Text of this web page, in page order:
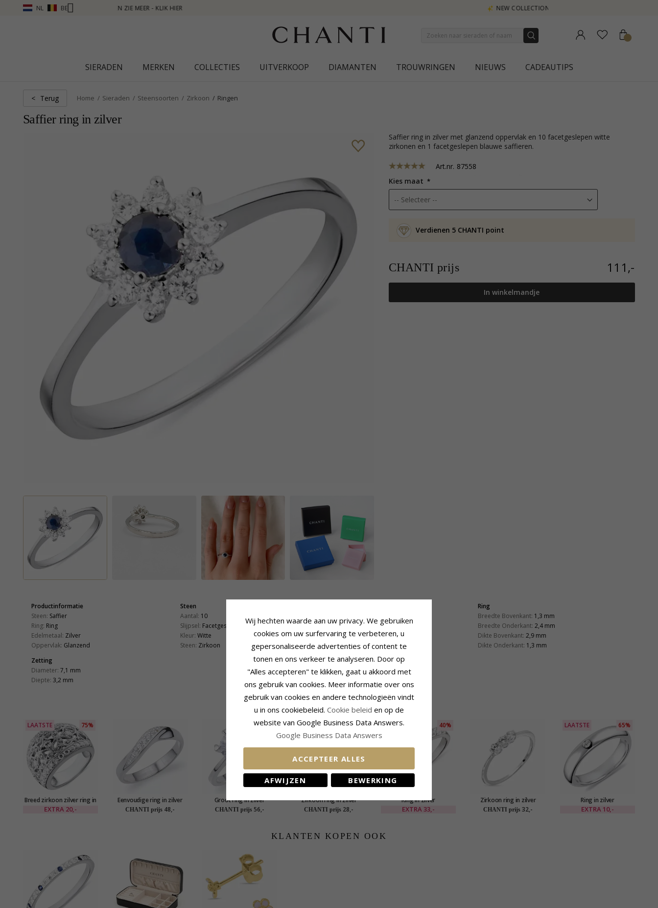
NL BE
SIERADEN MERKEN COLLECTIES UITVERKOOP DIAMANTEN TROUWRINGEN NIEUWS CADEAUTIPS
< Terug Home Sieraden Steensoorten Zirkoon Ringen
Saffier ring in zilver
saffier ring in zilver met glanzend oppervlak en 10 facetgeslepen witte
zirkonen en 1 facetgeslepen blauwe saffieren.
Art.nr. 87558
Kies maat
Verdienen 5 CHANTI point
CHANTI prijs 111,-
In winkelmandje
Productinformatie
Steen: Saffier
Ring: Ring
Edelmetaal: Zilver
Oppervlak: Glanzend
Steen
Aantal: 10
Slijpsel: Facetgeslepen
Kleur: Witte
Steen: Zirkoon
Slijpsel: Facetgeslepen
Kleur:Blauwe
Steen:Saffier
Ring
Breedte Bovenkant: 1,3 mm
Breedte Onderkant: 2,4 mm
Dikte Bovenkant: 2,9 mm
Dikte Onderkant: 1,3 mm
Zetting
Diameter: 7,1 mm
Diepte: 3,2 mm
GERELATEERDE PRODUCTEN
LAATSTE 75%
Breed zirkoon zilver ring in
zilver
EXTRA 20,-
Eenvoudige ring in zilver
CHANTI prijs 48,-
Groot ring in zilver
CHANTI prijs 56,-
Zirkoon ring in zilver
CHANTI prijs 28,-
SALE 40%
Ring in zilver
EXTRA33,-
Zirkoon ring in zilver
CHANTI prijs 32,-
LAATSTE 65%
Ring in zilver
EXTRA 10,-
KLANTEN KOPEN OOK
Wij hechten waarde aan uw privacy. We gebruiken
cookies om uw surfervaring te verbeteren, u
gepersonaliseerde advertenties of content te
tonen en ons verkeer te analyseren. Door op
"Alles accepteren" te klikken, gaat u akkoord met
ons gebruik van cookies. Meer informatie over ons
gebruik van cookies en andere technologieën vindt
u in ons cookiebeleid. Cookie beleid en op de
website van Google Business Data Answers.
Google Business Data Answers
ACCEPTEER ALLES
AFWIJZEN BEWERKING